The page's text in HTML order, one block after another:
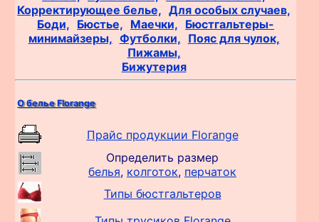
Корректирующее белье, Для особых случаев,
Боди, Бюстье, Маечки, Бюстгальтеры-
минимайзеры, Футболки, Пояс для чулок,
Пижамы,
Бижутерия
О белье Florange
Прайс продукции Florange
Определить размер
белья, колготок, перчаток
Типы бюстгальтеров